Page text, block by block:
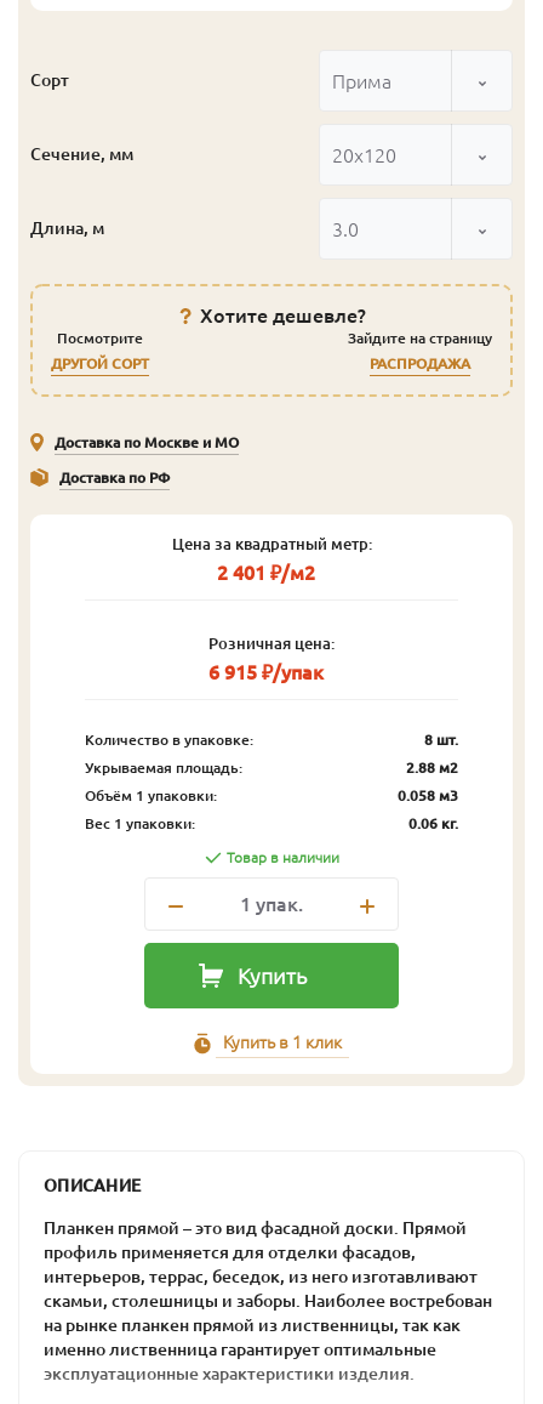
Сорт Прима
Сечение, мм 20x120
Длина, м 3.0
Хотите дешевле?
Посмотрите
ДРУГОЙ СОРТ
Зайдите на страницу
РАСПРОДАЖА
Доставка по Москве и МО
Доставка по РФ
Цена за квадратный метр:
2 401 ₽/м2
Розничная цена:
6 915 ₽/упак
Количество в упаковке:
8 шт.
Укрываемая площадь:
2.88 м2
Объём 1 упаковки:
0.058 м3
Вес 1 упаковки:
0.06 кг.
Товар в наличии
1 упак.
Купить
Купить в 1 клик
ОПИСАНИЕ
Планкен прямой – это вид фасадной доски. Прямой
профиль применяется для отделки фасадов,
интерьеров, террас, беседок, из него изготавливают
скамьи, столешницы и заборы. Наиболее востребован
на рынке планкен прямой из лиственницы, так как
именно лиственница гарантирует оптимальные
эксплуатационные характеристики изделия.